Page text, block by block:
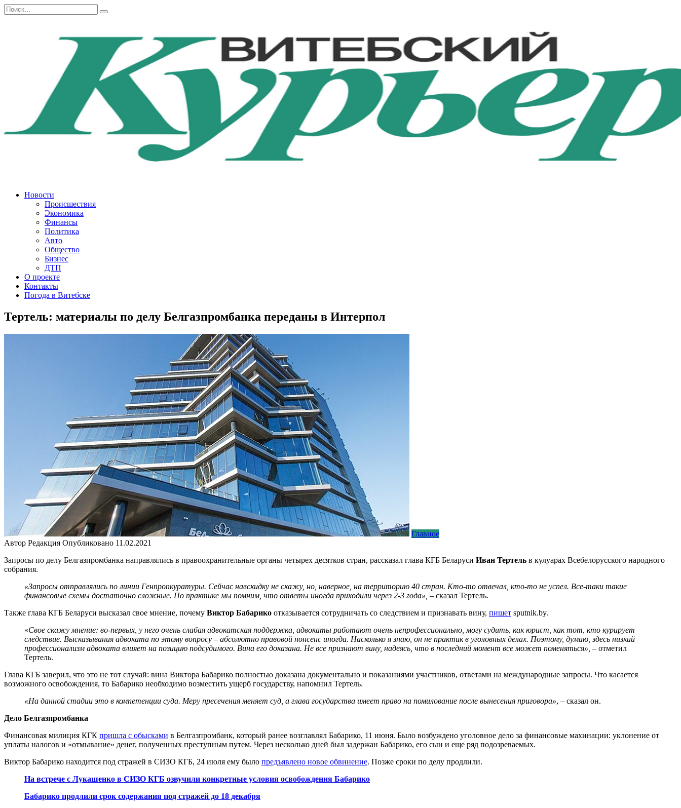
Перейти
к
Search
for:
Новости
Происшествия
Экономика
Финансы
Политика
Авто
Общество
Бизнес
ДТП
О проекте
Контакты
Погода в Витебске
Тертель: материалы по делу Белгазпромбанка переданы в Интерпол
Главное
Автор Редакция Опубликовано 11.02.2021
Запросы по делу Белгазпромбанка направлялись в правоохранительные органы четырех десятков стран, рассказал глава КГБ Беларуси Иван Тертель в кулуарах Всебелорусского народного
собрания.
«Запросы отправлялись по линии Генпропкуратуры. Сейчас навскидку не скажу, но, наверное, на территорию 40 стран. Кто-то отвечал, кто-то не успел. Все-таки такие
финансовые схемы достаточно сложные. По практике мы помним, что ответы иногда приходили через 2-3 года», – сказал Тертель.
Также глава КГБ Беларуси высказал свое мнение, почему Виктор Бабарико отказывается сотрудничать со следствием и признавать вину, пишет sputnik.by.
«Свое скажу мнение: во-первых, у него очень слабая адвокатская поддержка, адвокаты работают очень непрофессионально, могу судить, как юрист, как тот, кто курирует
следствие. Высказывания адвоката по этому вопросу – абсолютно правовой нонсенс иногда. Насколько я знаю, он не практик в уголовных делах. Поэтому, думаю, здесь низкий
профессионализм адвоката влияет на позицию подсудимого. Вина его доказана. Не все признают вину, надеясь, что в последний момент все может поменяться», – отметил
Тертель.
Глава КГБ заверил, что это не тот случай: вина Виктора Бабарико полностью доказана документально и показаниями участников, ответами на международные запросы. Что касается
возможного освобождения, то Бабарико необходимо возместить ущерб государству, напомнил Тертель.
«На данной стадии это в компетенции суда. Меру пресечения меняет суд, а глава государства имеет право на помилование после вынесения приговора», – сказал он.
Дело Белгазпромбанка
Финансовая милиция КГК пришла с обысками в Белгазпромбанк, который ранее возглавлял Бабарико, 11 июня. Было возбуждено уголовное дело за финансовые махинации: уклонение от
уплаты налогов и «отмывание» денег, полученных преступным путем. Через несколько дней был задержан Бабарико, его сын и еще ряд подозреваемых.
Виктор Бабарико находится под стражей в СИЗО КГБ, 24 июля ему было предъявлено новое обвинение. Позже сроки по делу продлили.
На встрече с Лукашенко в СИЗО КГБ озвучили конкретные условия освобождения Бабарико
Бабарико продлили срок содержания под стражей до 18 декабря